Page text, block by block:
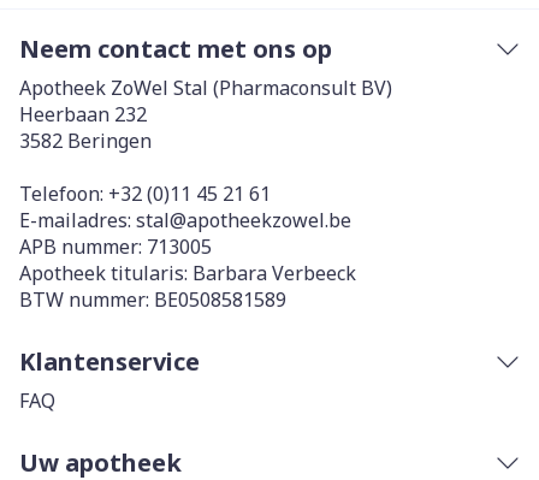
Neem contact met ons op
Apotheek ZoWel Stal (Pharmaconsult BV)
Heerbaan 232
3582 Beringen
Telefoon: +32 (0)11 45 21 61
E-mailadres: stal@apotheekzowel.be
APB nummer: 713005
Apotheek titularis: Barbara Verbeeck
BTW nummer: BE0508581589
Klantenservice
FAQ
Uw apotheek